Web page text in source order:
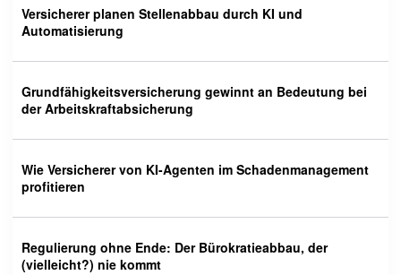
Versicherer planen Stellenabbau durch KI und
Automatisierung
Grundfähigkeitsversicherung gewinnt an Bedeutung bei
der Arbeitskraftabsicherung
Wie Versicherer von KI-Agenten im Schadenmanagement
profitieren
Regulierung ohne Ende: Der Bürokratieabbau, der
(vielleicht?) nie kommt